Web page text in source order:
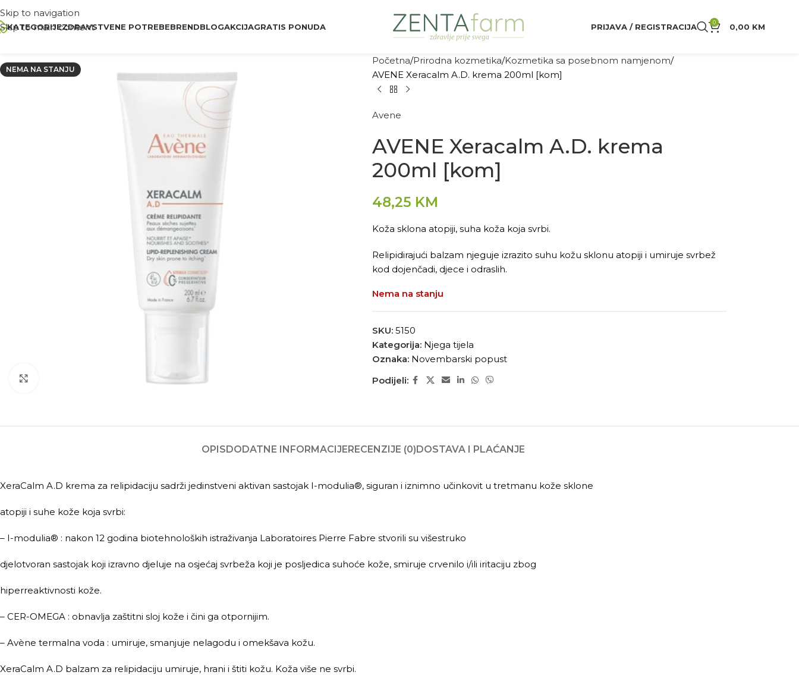
Skip to navigation
Skip to main content
KATEGORIJEZDRAVSTVENE POTREBEBRENDBLOGAKCIJAGRATIS PONUDA PRIJAVA / REGISTRACIJA 0 0,00 KM
NEMA NA STANJU
Početna Prirodna kozmetika Kozmetika sa posebnom namjenom
AVENE Xeracalm A.D. krema 200ml [kom]
Avene
AVENE Xeracalm A.D. krema
200ml [kom]
48,25 KM
Koža sklona atopiji, suha koža koja svrbi.
Relipidirajući balzam njeguje izrazito suhu kožu sklonu atopiji i umiruje svrbež
kod dojenčadi, djece i odraslih.
Nema na stanju
SKU: 5150
Kategorija: Njega tijela
Oznaka: Novembarski popust
Podijeli:
OPISDODATNE INFORMACIJERECENZIJE (0)DOSTAVA I PLAĆANJE
XeraCalm A.D krema za relipidaciju sadrži jedinstveni aktivan sastojak I-modulia®, siguran i iznimno učinkovit u tretmanu kože sklone
atopiji i suhe kože koja svrbi:
– I-modulia® : nakon 12 godina biotehnoloških istraživanja Laboratoires Pierre Fabre stvorili su višestruko
djelotvoran sastojak koji izravno djeluje na osjećaj svrbeža koji je posljedica suhoće kože, smiruje crvenilo i/ili iritaciju zbog
hiperreaktivnosti kože.
– CER-OMEGA : obnavlja zaštitni sloj kože i čini ga otpornijim.
– Avène termalna voda : umiruje, smanjuje nelagodu i omekšava kožu.
XeraCalm A.D balzam za relipidaciju umiruje, hrani i štiti kožu. Koža više ne svrbi.